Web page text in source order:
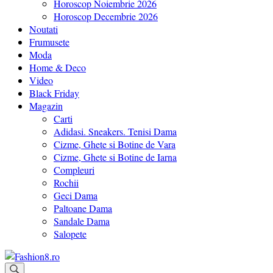
Horoscop Noiembrie 2026
Horoscop Decembrie 2026
Noutati
Frumusete
Moda
Home & Deco
Video
Black Friday
Magazin
Carti
Adidasi. Sneakers. Tenisi Dama
Cizme, Ghete si Botine de Vara
Cizme, Ghete si Botine de Iarna
Compleuri
Rochii
Geci Dama
Paltoane Dama
Sandale Dama
Salopete